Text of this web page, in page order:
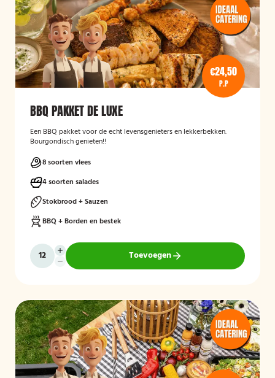
€24,50
P.P
BBQ PAKKET DE LUXE
Een BBQ pakket voor de echt levensgenieters en lekkerbekken.
Bourgondisch genieten!!
8 soorten vlees
4 soorten salades
Stokbrood + Sauzen
BBQ + Borden en bestek
Toevoegen